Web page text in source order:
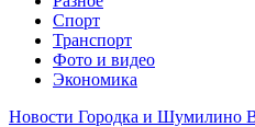
Спорт
Транспорт
Фото и видео
Экономика
Новости Городка и Шумилино